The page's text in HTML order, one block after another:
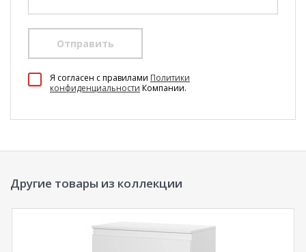
Отправить
Я согласен c правилами Политики
конфиденциальности Компании.
Другие товары из коллекции